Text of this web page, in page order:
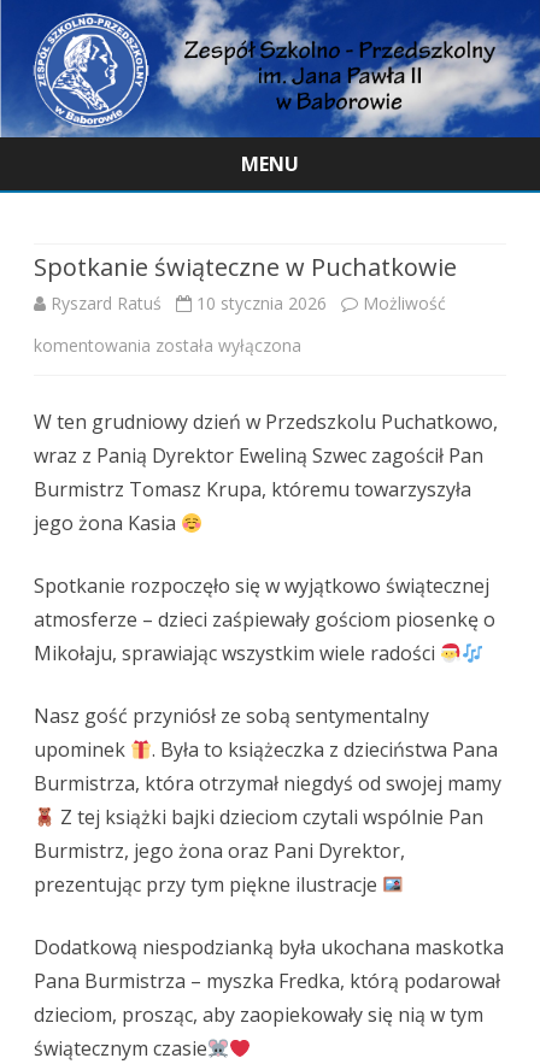
MENU
Spotkanie świąteczne w Puchatkowie
Ryszard Ratuś 10 stycznia 2026
Możliwość
komentowania Spotkanie
w
Puchatkowie
została wyłączona
W ten grudniowy dzień w Przedszkolu Puchatkowo,
wraz z Panią Dyrektor Eweliną Szwec zagościł Pan
Burmistrz Tomasz Krupa, któremu towarzyszyła
jego żona Kasia
Spotkanie rozpoczęło się w wyjątkowo świątecznej
atmosferze – dzieci zaśpiewały gościom piosenkę o
Mikołaju, sprawiając wszystkim wiele radości
Nasz gość przyniósł ze sobą sentymentalny
upominek
. Była to książeczka z dzieciństwa Pana
Burmistrza, która otrzymał niegdyś od swojej mamy
Z tej książki bajki dzieciom czytali wspólnie Pan
Burmistrz, jego żona oraz Pani Dyrektor,
prezentując przy tym piękne ilustracje
Dodatkową niespodzianką była ukochana maskotka
Pana Burmistrza – myszka Fredka, którą podarował
dzieciom, prosząc, aby zaopiekowały się nią w tym
świątecznym czasie